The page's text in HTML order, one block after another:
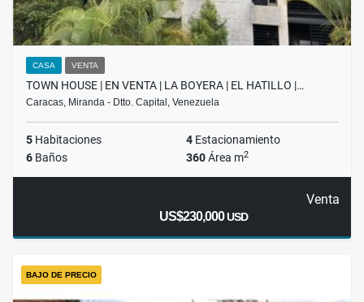
CASA VENTA
TOWN HOUSE | EN VENTA | LA BOYERA | EL HATILLO |…
Caracas, Miranda - Dtto. Capital, Venezuela
5 Habitaciones 4 Estacionamiento
6 Baños 360Área m2
Venta
US$230,000USD
BAJO DE PRECIO